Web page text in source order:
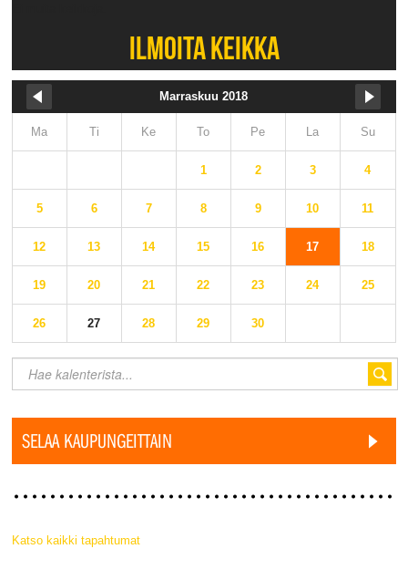
ILMOITA KEIKKA
Marraskuu 2018
Ma Ti Ke To Pe La Su
1 2 3 4
5 6 7 8 9 10 11
12 13 14 15 16 17 18
19 20 21 22 23 24 25
26 27 28 29 30
SELAA KAUPUNGEITTAIN
Katso kaikki tapahtumat